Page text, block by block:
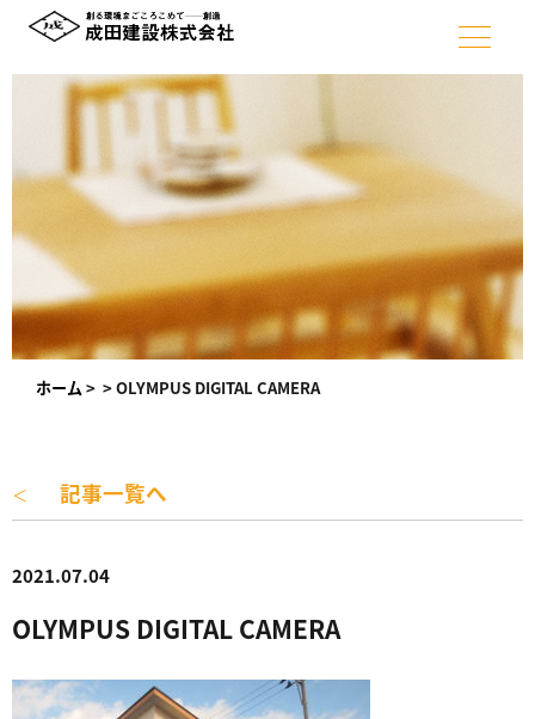
ホーム > >OLYMPUS DIGITAL CAMERA
＜ 記事一覧へ
2021.07.04
OLYMPUS DIGITAL CAMERA